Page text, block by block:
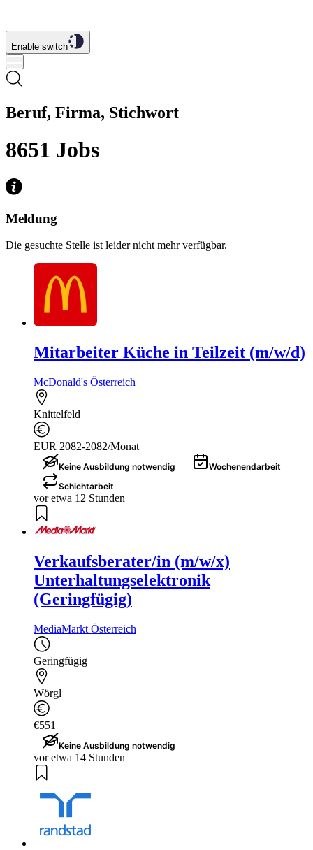
Enable switch
Beruf, Firma, Stichwort
8651 Jobs
Meldung
Die gesuchte Stelle ist leider nicht mehr verfügbar.
Mitarbeiter Küche in Teilzeit (m/w/d)
McDonald's Österreich
Knittelfeld
EUR 2082-2082/Monat
Keine Ausbildung notwendig
Wochenendarbeit
Schichtarbeit
vor etwa 12 Stunden
Verkaufsberater/in (m/w/x)
Unterhaltungselektronik
(Geringfügig)
MediaMarkt Österreich
Geringfügig
Wörgl
€551
Keine Ausbildung notwendig
vor etwa 14 Stunden